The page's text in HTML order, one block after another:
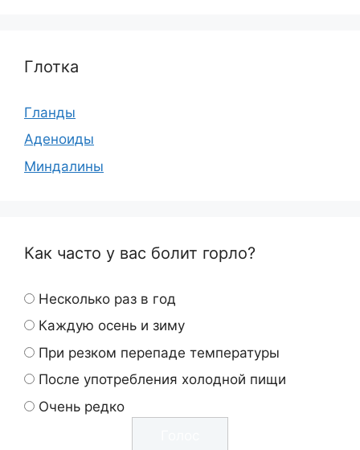
Глотка
Гланды
Аденоиды
Миндалины
Как часто у вас болит горло?
Несколько раз в год
Каждую осень и зиму
При резком перепаде температуры
После употребления холодной пищи
Очень редко